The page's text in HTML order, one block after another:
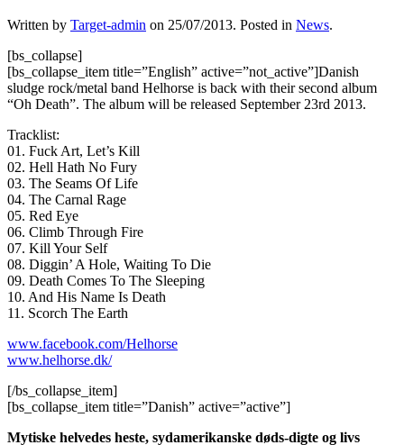
Written by Target-admin on 25/07/2013. Posted in News.
[bs_collapse]
[bs_collapse_item title=”English” active=”not_active”]Danish
sludge rock/metal band Helhorse is back with their second album
“Oh Death”. The album will be released September 23rd 2013.
Tracklist:
01. Fuck Art, Let’s Kill
02. Hell Hath No Fury
03. The Seams Of Life
04. The Carnal Rage
05. Red Eye
06. Climb Through Fire
07. Kill Your Self
08. Diggin’ A Hole, Waiting To Die
09. Death Comes To The Sleeping
10. And His Name Is Death
11. Scorch The Earth
www.facebook.com/Helhorse
www.helhorse.dk/
[/bs_collapse_item]
[bs_collapse_item title=”Danish” active=”active”]
Mytiske helvedes heste, sydamerikanske døds-digte og livs